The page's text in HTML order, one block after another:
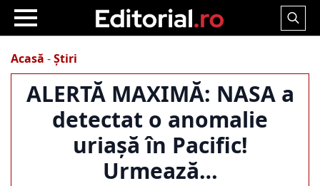
Search
Acasă -Știri
ALERTĂ MAXIMĂ: NASA a
detectat o anomalie
uriașă în Pacific!
Urmează…